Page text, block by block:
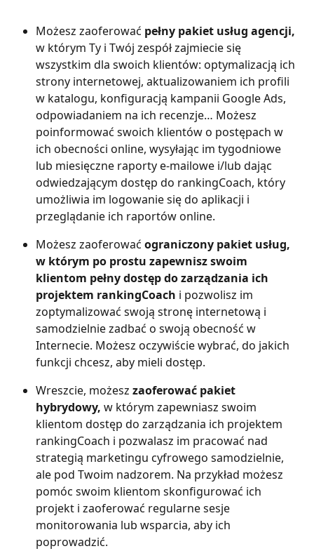
Możesz zaoferować pełny pakiet usług agencji,
w którym Ty i Twój zespół zajmiecie się
wszystkim dla swoich klientów: optymalizacją ich
strony internetowej, aktualizowaniem ich profili
w katalogu, konfiguracją kampanii Google Ads,
odpowiadaniem na ich recenzje… Możesz
poinformować swoich klientów o postępach w
ich obecności online, wysyłając im tygodniowe
lub miesięczne raporty e-mailowe i/lub dając
odwiedzającym dostęp do rankingCoach, który
umożliwia im logowanie się do aplikacji i
przeglądanie ich raportów online.
Możesz zaoferować ograniczony pakiet usług,
w którym po prostu zapewnisz swoim
klientom pełny dostęp do zarządzania ich
projektem rankingCoach i pozwolisz im
zoptymalizować swoją stronę internetową i
samodzielnie zadbać o swoją obecność w
Internecie. Możesz oczywiście wybrać, do jakich
funkcji chcesz, aby mieli dostęp.
Wreszcie, możesz zaoferować pakiet
hybrydowy, w którym zapewniasz swoim
klientom dostęp do zarządzania ich projektem
rankingCoach i pozwalasz im pracować nad
strategią marketingu cyfrowego samodzielnie,
ale pod Twoim nadzorem. Na przykład możesz
pomóc swoim klientom skonfigurować ich
projekt i zaoferować regularne sesje
monitorowania lub wsparcia, aby ich
poprowadzić.